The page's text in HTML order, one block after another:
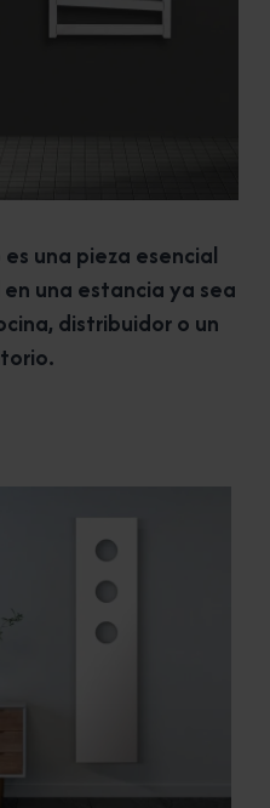
una pieza esencial
una estancia ya sea
distribuidor o un